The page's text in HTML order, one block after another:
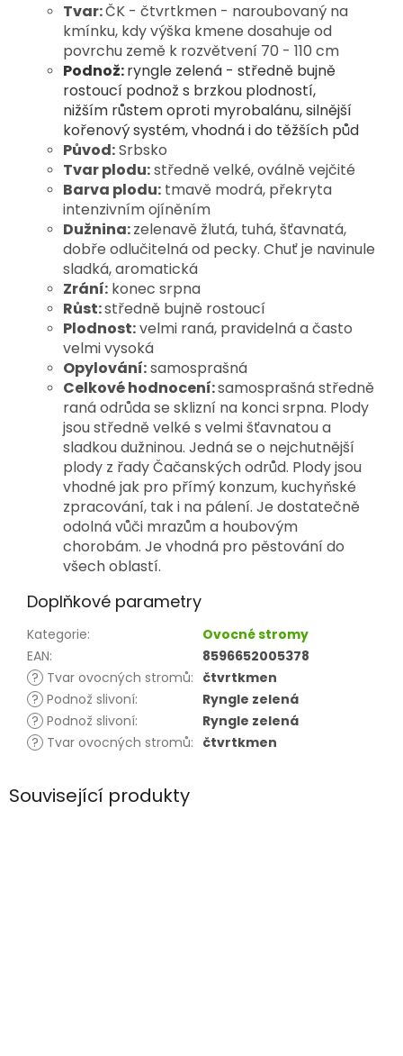
Tvar:ČK - čtvrtkmen - naroubovaný na
kmínku, kdy výška kmene dosahuje od
povrchu země k rozvětvení 70 - 110 cm
Podnož:ryngle zelená - středně bujně
rostoucí podnož s brzkou plodností,
nižším růstem oproti myrobalánu, silnější
kořenový systém, vhodná i do těžších půd
Původ:Srbsko
Tvar plodu:středně velké, oválně vejčité
Barva plodu: tmavě modrá, překryta
intenzivním ojíněním
Dužnina:zelenavě žlutá, tuhá, šťavnatá,
dobře odlučitelná od pecky. Chuť je navinule
sladká, aromatická
Zrání: konec srpna
Růst:středně bujně rostoucí
Plodnost:velmi raná, pravidelná a často
velmi vysoká
Opylování:samosprašná
Celkové hodnocení:samosprašná středně
raná odrůda se sklizní na konci srpna. Plody
jsou středně velké s velmi šťavnatou a
sladkou dužninou. Jedná se o nejchutnější
plody z řady Čačanských odrůd. Plody jsou
vhodné jak pro přímý konzum, kuchyňské
zpracování, tak i na pálení. Je dostatečně
odolná vůči mrazům a houbovým
chorobám. Je vhodná pro pěstování do
všech oblastí.
Doplňkové parametry
Kategorie:
Ovocné stromy
EAN:
8596652005378
? Tvar ovocných stromů: čtvrtkmen
? Podnož slivoní:
Ryngle zelená
? Podnož slivoní:
Ryngle zelená
? Tvar ovocných stromů: čtvrtkmen
Související produkty